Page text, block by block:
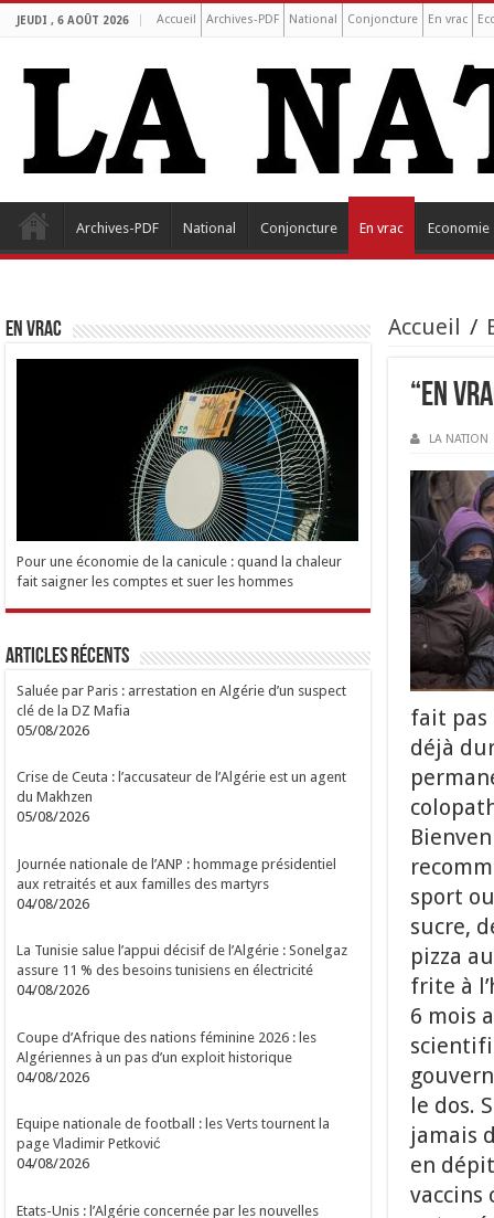
JEUDI , 6 AOÛT 2026 Accueil Archives-PDF National Conjoncture En vrac
Archives-PDF National Conjoncture En vrac Economie
Accueil /
“En
LA NATION
fait pas
déjà
sport
sucre,
pizza
frite à
6 mois
le dos.
jamais
en
vaccins
EN VRAC
Pour une économie de la canicule : quand la chaleur
fait saigner les comptes et suer les hommes
Articles Récents
Saluée par Paris : arrestation en Algérie d’un suspect
clé de la DZ Mafia
05/08/2026
Crise de Ceuta : l’accusateur de l’Algérie est un agent
du Makhzen
05/08/2026
Journée nationale de l’ANP : hommage présidentiel
aux retraités et aux familles des martyrs
04/08/2026
La Tunisie salue l’appui décisif de l’Algérie : Sonelgaz
assure 11 % des besoins tunisiens en électricité
04/08/2026
Coupe d’Afrique des nations féminine 2026 : les
Algériennes à un pas d’un exploit historique
04/08/2026
Equipe nationale de football : les Verts tournent la
page Vladimir Petković
04/08/2026
Etats-Unis : l’Algérie concernée par les nouvelles